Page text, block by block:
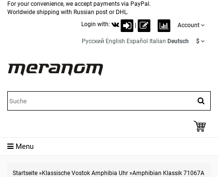
For your convenience, we accept payments via PayPal.
Worldwide shipping with Russian post or DHL.
Login with:
Account
Русский English Español Italian Deutsch $
Menu
Startseite » Klassische Vostok Amphibia Uhr »Amphibian Klassik 71067A